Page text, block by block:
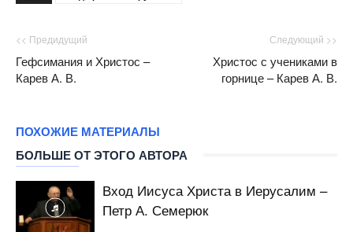
<< Предидущий
Гефсимания и Христос –
Карев А. В.
Следующий >>
Христос с учениками в
горнице – Карев А. В.
ПОХОЖИЕ МАТЕРИАЛЫ
БОЛЬШЕ ОТ ЭТОГО АВТОРА
Вход Иисуса Христа в Иерусалим –
Петр А. Семерюк